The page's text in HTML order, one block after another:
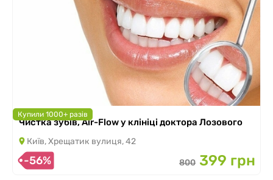
Купили 1000+ разів
Чистка зубів, Air-Flow у клініці доктора Лозового
Київ, Хрещатик вулиця, 42
-56% 800 399 грн